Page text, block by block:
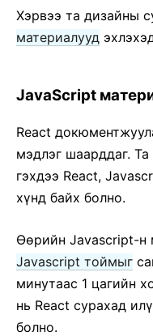
Хэрвээ та дизайны
материалууд
JavaScript
React
мэдлэг шаарддаг.
гэхдээ React,
хүнд байх болно.
Өөрийн Javascript-н
Javascript тоймыг
минутаас 1 цагийн
нь React сурахад
болно.